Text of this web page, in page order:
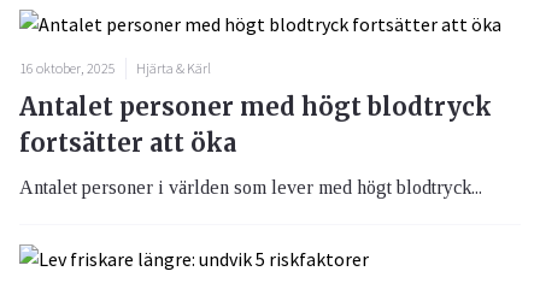
16 oktober, 2025 Hjärta & Kärl
Antalet personer med högt blodtryck
fortsätter att öka
Antalet personer i världen som lever med högt blodtryck...